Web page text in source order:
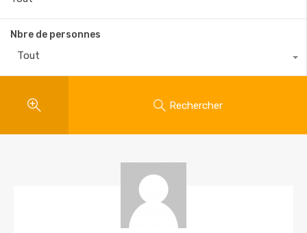
Nbre de personnes
Tout
Rechercher